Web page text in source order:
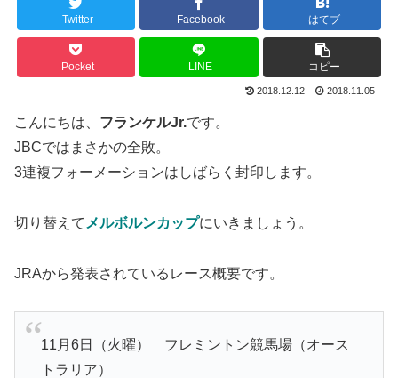
Twitter Facebook はてブ
Pocket LINE コピー
2018.12.12 2018.11.05
こんにちは、 フランケルJr.です。
JBCではまさかの全敗。
3連複フォーメーションはしばらく封印します。
切り替えて メルボルンカップにいきましょう。
JRAから発表されているレース概要です。
11月6日（火曜） フレミントン競馬場（オース
トラリア）